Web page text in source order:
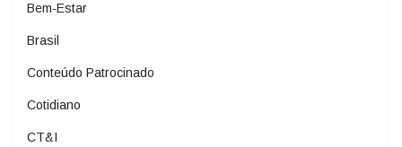
Bem-Estar
Brasil
Conteúdo Patrocinado
Cotidiano
CT&I